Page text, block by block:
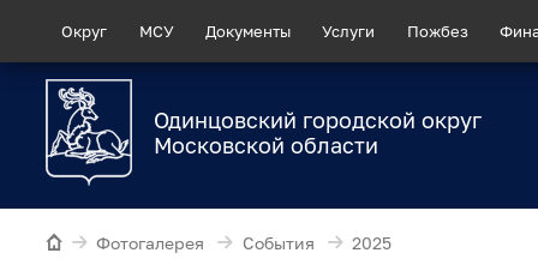
Округ МСУ Документы Услуги Пожбез
Одинцовский городской округ
Московской области
Фотогалерея События 2025